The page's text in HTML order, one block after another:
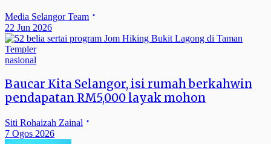
Media Selangor Team
22 Jun 2026
nasional
Baucar Kita Selangor, isi rumah berkahwin
pendapatan RM5,000 layak mohon
Siti Rohaizah Zainal
7 Ogos 2026